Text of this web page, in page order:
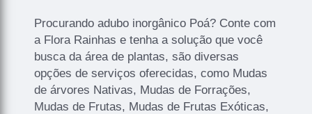
Procurando adubo inorgânico Poá? Conte com
a Flora Rainhas e tenha a solução que você
busca da área de plantas, são diversas
opções de serviços oferecidas, como Mudas
de árvores Nativas, Mudas de Forrações,
Mudas de Frutas, Mudas de Frutas Exóticas,